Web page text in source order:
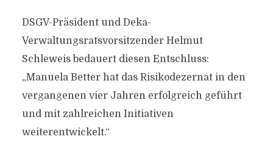
DSGV-Präsident und Deka-
Verwaltungsratsvorsitzender Helmut
Schleweis bedauert diesen Entschluss:
„Manuela Better hat das Risikodezernat in den
vergangenen vier Jahren erfolgreich geführt
und mit zahlreichen Initiativen
weiterentwickelt.“